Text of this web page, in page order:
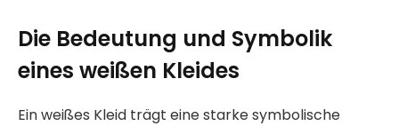
Die Bedeutung und Symbolik
eines weißen Kleides
Ein weißes Kleid trägt eine starke symbolische